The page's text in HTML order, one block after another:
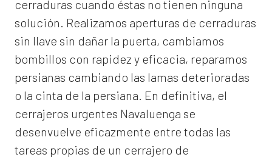
cerraduras cuando éstas no tienen ninguna
solución. Realizamos aperturas de cerraduras
sin llave sin dañar la puerta, cambiamos
bombillos con rapidez y eficacia, reparamos
persianas cambiando las lamas deterioradas
o la cinta de la persiana. En definitiva, el
cerrajeros urgentes Navaluenga se
desenvuelve eficazmente entre todas las
tareas propias de un cerrajero de